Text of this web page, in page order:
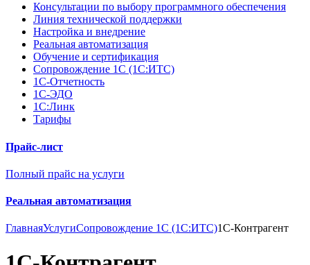
Консультации по выбору программного обеспечения
Линия технической поддержки
Настройка и внедрение
Реальная автоматизация
Обучение и сертификация
Сопровождение 1С (1С:ИТС)
1С-Отчетность
1С-ЭДО
1С:Линк
Тарифы
Прайс-лист
Полный прайс на услуги
Реальная автоматизация
ГлавнаяУслугиСопровождение 1С (1С:ИТС)1С-Контрагент